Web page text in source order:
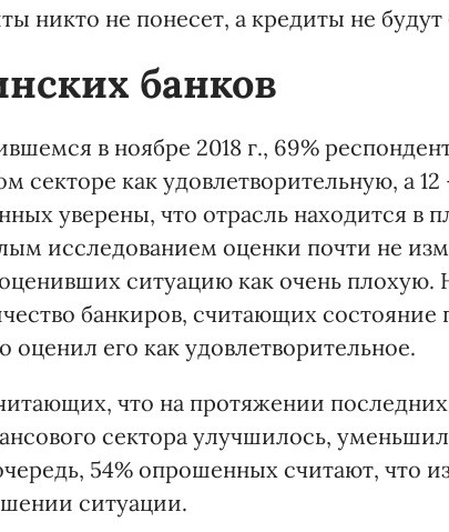
никто не понесет, а кредиты не будут
банков
в ноябре 2018 г., 69%
секторе как удовлетворительную, а
уверены, что отрасль находится в
исследованием оценки почти не
ситуацию как очень плохую.
банкиров, считающих состояние
оценил его как удовлетворительное.
что на протяжении
сектора улучшилось,
54% опрошенных считают, что
ситуации.